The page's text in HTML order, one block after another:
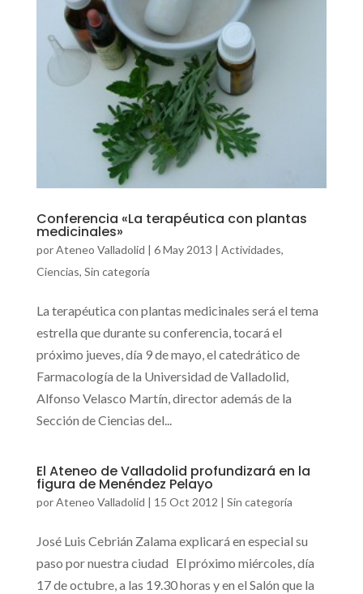
Conferencia «La terapéutica con plantas
medicinales»
porAteneo Valladolid | 6 May 2013 | Actividades,
Ciencias, Sin categoría
La terapéutica con plantas medicinales será el tema
estrella que durante su conferencia, tocará el
próximo jueves, día 9 de mayo, el catedrático de
Farmacología de la Universidad de Valladolid,
Alfonso Velasco Martín, director además de la
Sección de Ciencias del...
El Ateneo de Valladolid profundizará en la
figura de Menéndez Pelayo
porAteneo Valladolid | 15 Oct 2012 | Sin categoría
José Luis Cebrián Zalama explicará en especial su
paso por nuestra ciudad El próximo miércoles, día
17 de octubre, a las 19.30 horas y en el Salón que la